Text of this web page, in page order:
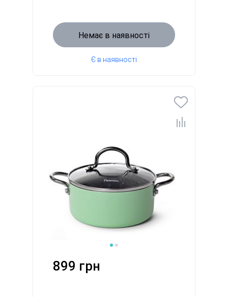
Немає в наявності
Є в наявності
899 грн